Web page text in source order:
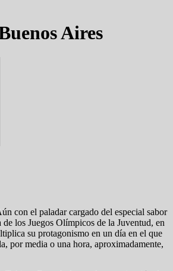
Aires
con el paladar cargado del especial sabor
de los Juegos Olímpicos de la Juventud, en
su protagonismo en un día en el que
por media o una hora, aproximadamente,